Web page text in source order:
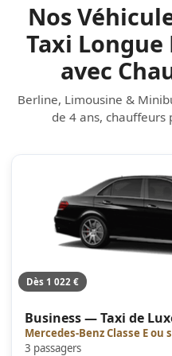
Nos
Taxi
avec
Berline, Limousine &
de 4 ans,
Dès 1 022 €
Business — Taxi de
Mercedes-Benz Classe E ou
3 passagers